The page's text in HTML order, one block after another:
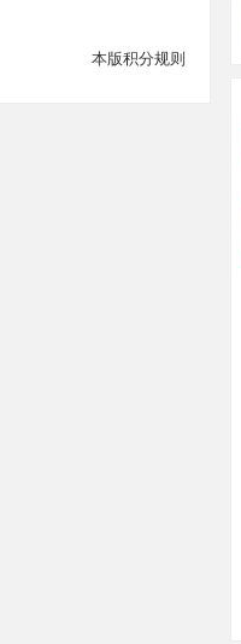
本版积分规则